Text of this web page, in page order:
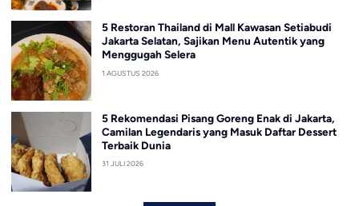
5 Restoran Thailand di Mall Kawasan Setiabudi
Jakarta Selatan, Sajikan Menu Autentik yang
Menggugah Selera
1 AGUSTUS 2026
5 Rekomendasi Pisang Goreng Enak di Jakarta,
Camilan Legendaris yang Masuk Daftar Dessert
Terbaik Dunia
31 JULI 2026